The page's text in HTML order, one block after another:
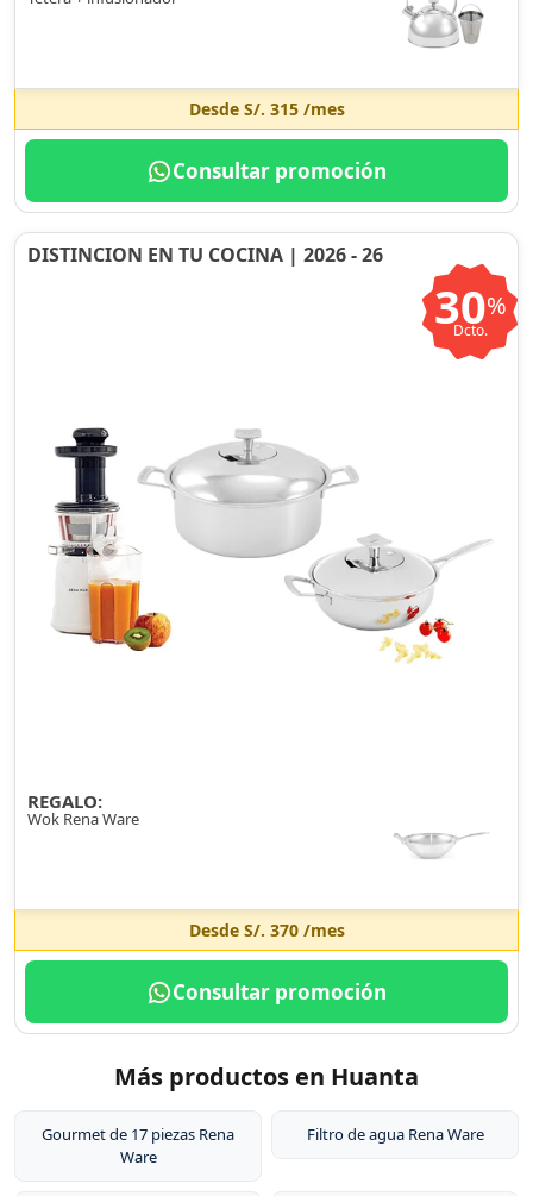
Desde S/. 315/mes
Consultar promoción
DISTINCION EN TU COCINA | 2026 - 26
30%
Dcto.
REGALO:
Wok Rena Ware
Desde S/. 370/mes
Consultar promoción
Más productos en Huanta
Gourmet de 17 piezas Rena
Ware
Filtro de agua Rena Ware